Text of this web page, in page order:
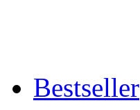
Bestseller